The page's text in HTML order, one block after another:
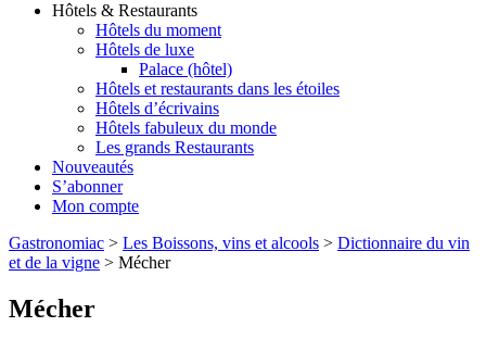
Hôtels & Restaurants
Hôtels du moment
Hôtels de luxe
Palace (hôtel)
Hôtels et restaurants dans les étoiles
Hôtels d’écrivains
Hôtels fabuleux du monde
Les grands Restaurants
Nouveautés
S’abonner
Mon compte
Gastronomiac > Les Boissons, vins et alcools > Dictionnaire du vin
et de la vigne > Mécher
Mécher